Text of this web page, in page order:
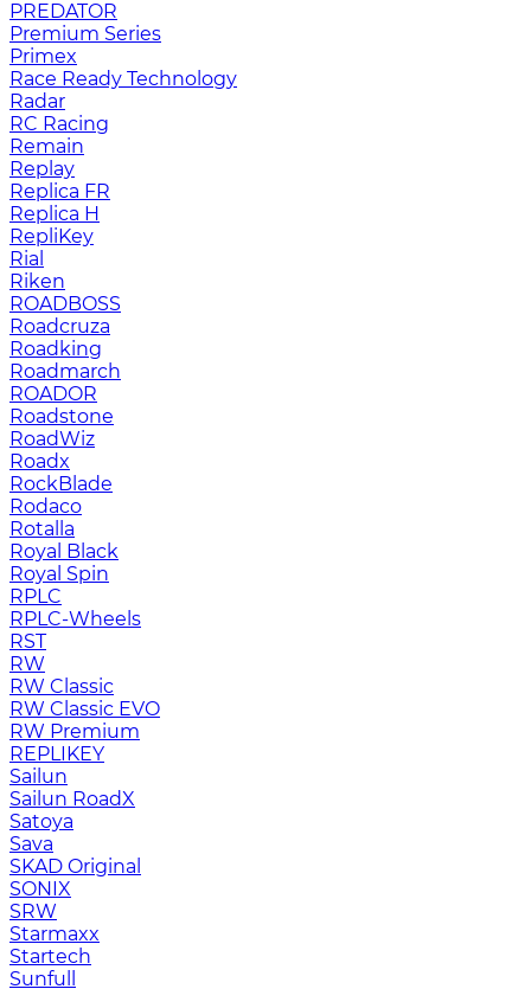
PREDATOR
Premium Series
Primex
Race Ready Technology
Radar
RC Racing
Remain
Replay
Replica FR
Replica H
RepliKey
Rial
Riken
ROADBOSS
Roadcruza
Roadking
Roadmarch
ROADOR
Roadstone
RoadWiz
Roadx
RockBlade
Rodaco
Rotalla
Royal Black
Royal Spin
RPLC
RPLC-Wheels
RST
RW
RW Classic
RW Classic EVO
RW Premium
RЕPLIKEY
Sailun
Sailun RoadX
Satoya
Sava
SKAD Original
SONIX
SRW
Starmaxx
Startech
Sunfull